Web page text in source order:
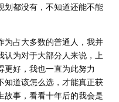
划都没有，不知道还能不能
为占大多数的普通人，我并
认为对于大部分人来说，上
更好，我也一直为此努力
知道该怎么选，才能真正获
故事，看看十年后的我会是